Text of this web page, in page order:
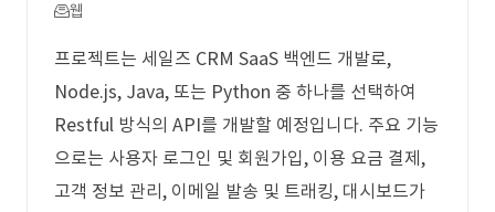
웹
프로젝트는 세일즈 CRM SaaS 백엔드 개발로,
Node.js, Java, 또는 Python 중 하나를 선택하여
Restful 방식의 API를 개발할 예정입니다. 주요 기능
으로는 사용자 로그인 및 회원가입, 이용 요금 결제,
고객 정보 관리, 이메일 발송 및 트래킹, 대시보드가